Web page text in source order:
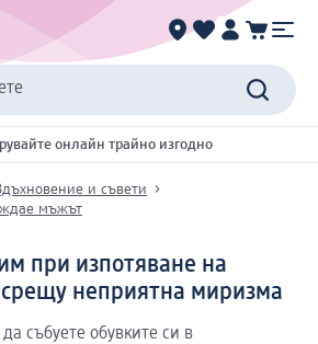
онлайн трайно изгодно
и съвети
мъжът
при изпотяване на
срещу неприятна миризма
събуете обувките си в